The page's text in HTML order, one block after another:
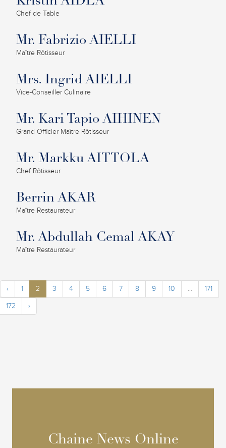
Chef de Table
Mr. Fabrizio AIELLI
Maître Rôtisseur
Mrs. Ingrid AIELLI
Vice-Conseiller Culinaire
Mr. Kari Tapio AIHINEN
Grand Officier Maître Rôtisseur
Mr. Markku AITTOLA
Chef Rôtisseur
Berrin AKAR
Maître Restaurateur
Mr. Abdullah Cemal AKAY
Maître Restaurateur
‹ 1 2 3 4 5 6 7 8 9 10 ...
171
172
›
Chaine News Online
Chaine News Online